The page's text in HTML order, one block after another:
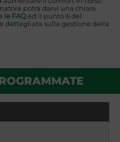
potrà darvi una chiara
le FAQed il punto 6 del
dettagliata sulla gestione della